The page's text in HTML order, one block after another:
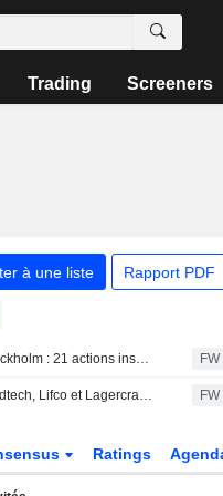
Trading Screeners
à une liste Rapport PDF
Bourse de Stockholm : 21 actions inscrivent un nouveau plus haut sur 52 semaines ce jour FW
Di désigne Addtech, Lifco et Lagercrantz comme les meilleurs acquéreurs en série de la cote FW
Ratings